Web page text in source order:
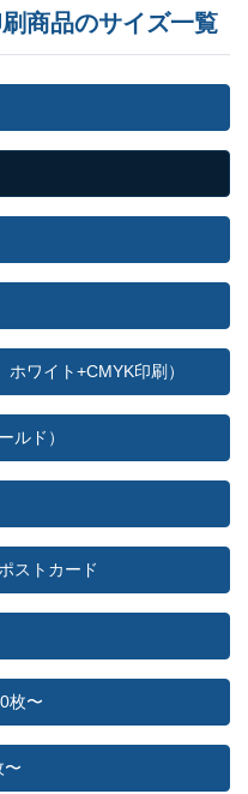
商品のサイズ一覧
ホワイト+CMYK印刷）
ルド）
ストカード
枚〜
〜